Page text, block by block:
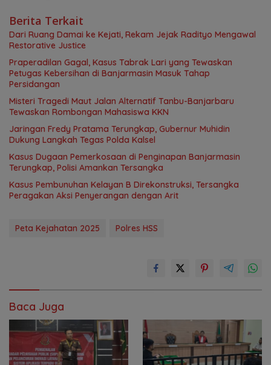
Berita Terkait
Dari Ruang Damai ke Kejati, Rekam Jejak Radityo Mengawal
Restorative Justice
Praperadilan Gagal, Kasus Tabrak Lari yang Tewaskan
Petugas Kebersihan di Banjarmasin Masuk Tahap
Persidangan
Misteri Tragedi Maut Jalan Alternatif Tanbu-Banjarbaru
Tewaskan Rombongan Mahasiswa KKN
Jaringan Fredy Pratama Terungkap, Gubernur Muhidin
Dukung Langkah Tegas Polda Kalsel
Kasus Dugaan Pemerkosaan di Penginapan Banjarmasin
Terungkap, Polisi Amankan Tersangka
Kasus Pembunuhan Kelayan B Direkonstruksi, Tersangka
Peragakan Aksi Penyerangan dengan Arit
Peta Kejahatan 2025 Polres HSS
Baca Juga